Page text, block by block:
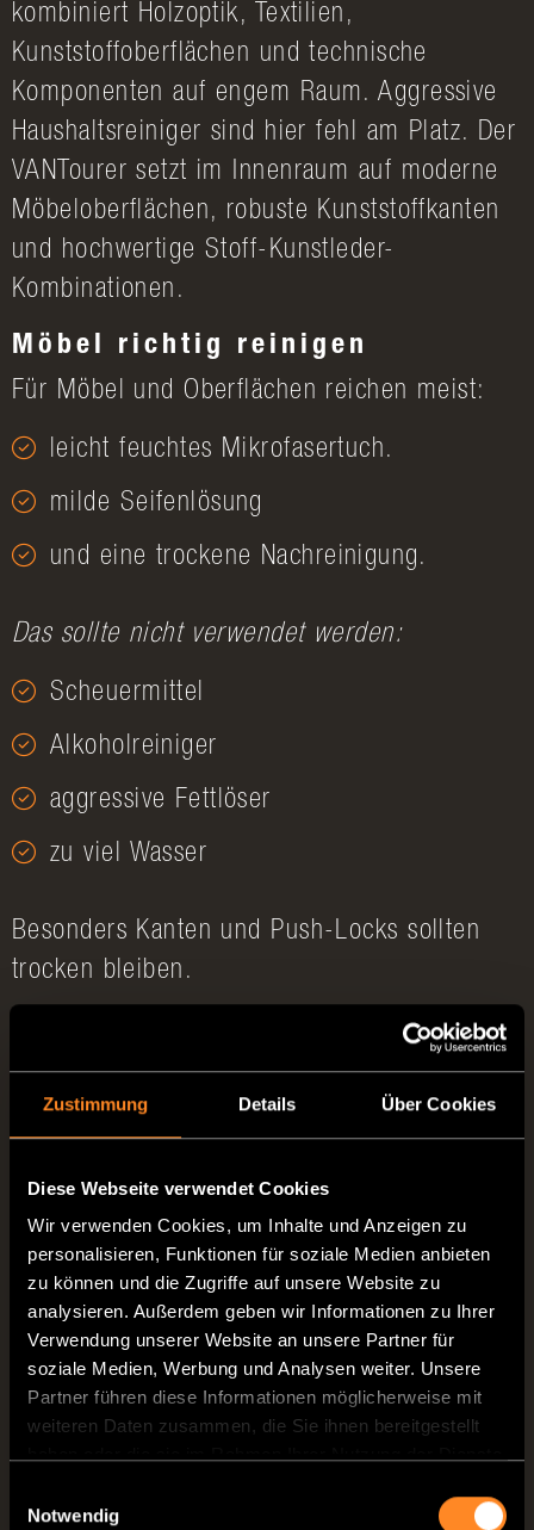
Zustimmung Details Über Cookies
Diese Webseite verwendet Cookies
Wir verwenden Cookies, um Inhalte und Anzeigen zu
personalisieren, Funktionen für soziale Medien anbieten
zu können und die Zugriffe auf unsere Website zu
analysieren. Außerdem geben wir Informationen zu Ihrer
Verwendung unserer Website an unsere Partner für
soziale Medien, Werbung und Analysen weiter. Unsere
Partner führen diese Informationen möglicherweise mit
weiteren Daten zusammen, die Sie ihnen bereitgestellt
Notwendig
kombiniert Holzoptik, Textilien,
Kunststoffoberflächen und technische
Komponenten auf engem Raum. Aggressive
Haushaltsreiniger sind hier fehl am Platz. Der
VANTourer setzt im Innenraum auf moderne
Möbeloberflächen, robuste Kunststoffkanten
und hochwertige Stoff-Kunstleder-
Kombinationen.
Möbel richtig reinigen
Für Möbel und Oberflächen reichen meist:
leicht feuchtes Mikrofasertuch.
milde Seifenlösung
und eine trockene Nachreinigung.
Das sollte nicht verwendet werden:
Scheuermittel
Alkoholreiniger
aggressive Fettlöser
zu viel Wasser
Besonders Kanten und Push-Locks sollten
trocken bleiben.
Feuchtigkeit entsteht im Camper schneller
als viele denken – vor allem nachts durch
Atemluft und Temperaturunterschiede.
Wichtig:
regelmäßig stoßlüften,
Matratzen anheben,
Polster trocknen lassen,
Austelldach lüften.